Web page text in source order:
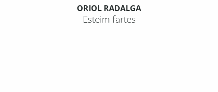
ORIOL RADALGA
Esteim fartes